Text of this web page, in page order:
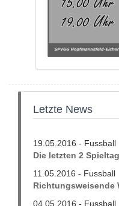
Letzte News
19.05.2016 - Fussball
Die letzten 2
11.05.2016 - Fussball
Richtungsweisende
04.05.2016 - Fussball